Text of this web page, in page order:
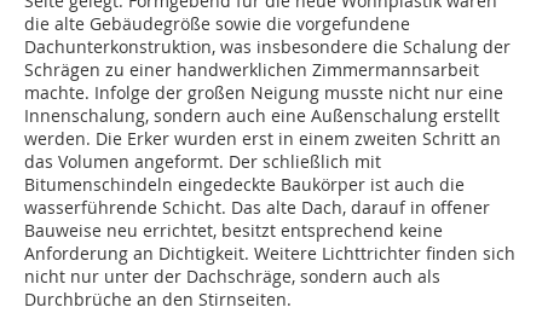
die alte Gebäudegröße sowie die vorgefundene
Dachunterkonstruktion, was insbesondere die Schalung der
Schrägen zu einer handwerklichen Zimmermannsarbeit
machte. Infolge der großen Neigung musste nicht nur eine
Innenschalung, sondern auch eine Außenschalung erstellt
werden. Die Erker wurden erst in einem zweiten Schritt an
das Volumen angeformt. Der schließlich mit
Bitumenschindeln eingedeckte Baukörper ist auch die
wasserführende Schicht. Das alte Dach, darauf in offener
Bauweise neu errichtet, besitzt entsprechend keine
Anforderung an Dichtigkeit. Weitere Lichttrichter finden sich
nicht nur unter der Dachschräge, sondern auch als
Durchbrüche an den Stirnseiten.